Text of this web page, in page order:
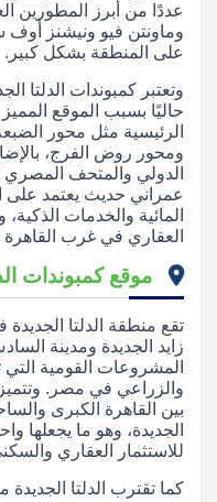
عددًا من أبرز المطورين
وماونتن فيو ونيشنز أوف
على المنطقة بشكل كبير.
وتعتبر كمبوندات الدلتا
حاليًا بسبب الموقع
الرئيسية مثل محور
ومحور روض الفرج،
الدولي والمتحف المصري
عمراني حديث يعتمد على
المائية والخدمات
العقاري في غرب القاهرة
موقع كمبوندات
تقع منطقة الدلتا
زايد الجديدة ومدينة
المشروعات القومية
والزراعي في مصر.
بين القاهرة الكبرى
الجديدة، وهو ما يجعلها
للاستثمار العقاري
كما تقترب الدلتا الجديدة